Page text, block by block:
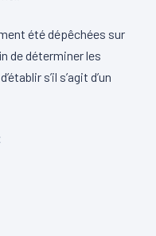
été dépêchées sur
de déterminer les
s’il s’agit d’un